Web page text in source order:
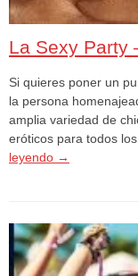
La Sexy Party
Si quieres poner un
la persona
amplia variedad de
eróticos para todos
leyendo →